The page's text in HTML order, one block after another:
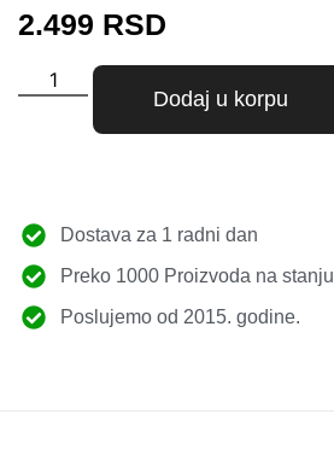
2.499 RSD
Dodaj u korpu
Dostava za 1 radni dan
Preko 1000 Proizvoda na stanju
Poslujemo od 2015. godine.